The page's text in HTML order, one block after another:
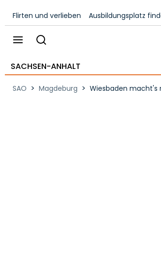
Flirten und verlieben Ausbildungsplatz
SACHSEN-ANHALT
SAO > Magdeburg > Wiesbaden macht's